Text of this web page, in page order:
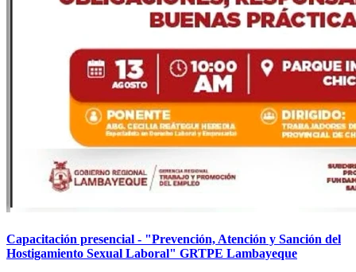
Capacitación presencial - "Prevención, Atención y Sanción del
Hostigamiento Sexual Laboral" GRTPE Lambayeque